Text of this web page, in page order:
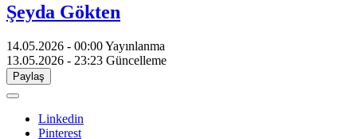
Şeyda Gökten
14.05.2026 - 00:00Yayınlanma
13.05.2026 - 23:23 Güncelleme
Paylaş
Linkedin
Pinterest